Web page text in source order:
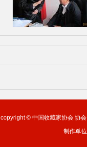
copyright © 中国收藏家协会 协会
制作单